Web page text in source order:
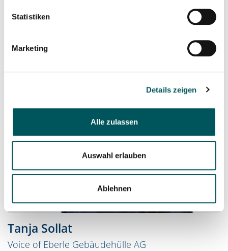
Statistiken
Marketing
Details zeigen
Alle zulassen
Auswahl erlauben
Ablehnen
p.gau@eberle-ag.li
Tanja Sollat
Voice of Eberle Gebäudehülle AG